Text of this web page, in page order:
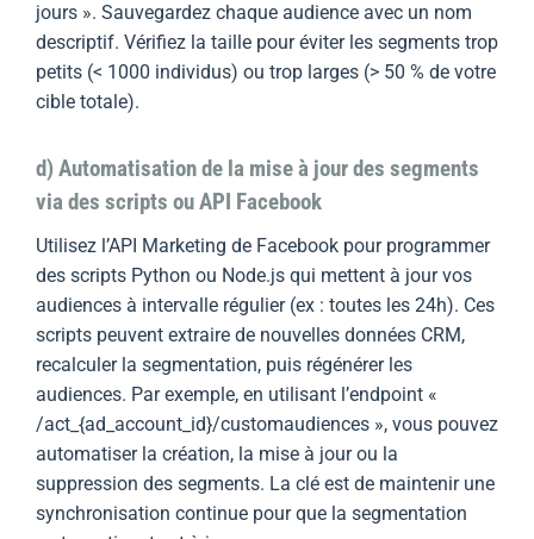
jours ». Sauvegardez chaque audience avec un nom
descriptif. Vérifiez la taille pour éviter les segments trop
petits (< 1000 individus) ou trop larges (> 50 % de votre
cible totale).
d) Automatisation de la mise à jour des segments
via des scripts ou API Facebook
Utilisez l’API Marketing de Facebook pour programmer
des scripts Python ou Node.js qui mettent à jour vos
audiences à intervalle régulier (ex : toutes les 24h). Ces
scripts peuvent extraire de nouvelles données CRM,
recalculer la segmentation, puis régénérer les
audiences. Par exemple, en utilisant l’endpoint «
/act_{ad_account_id}/customaudiences », vous pouvez
automatiser la création, la mise à jour ou la
suppression des segments. La clé est de maintenir une
synchronisation continue pour que la segmentation